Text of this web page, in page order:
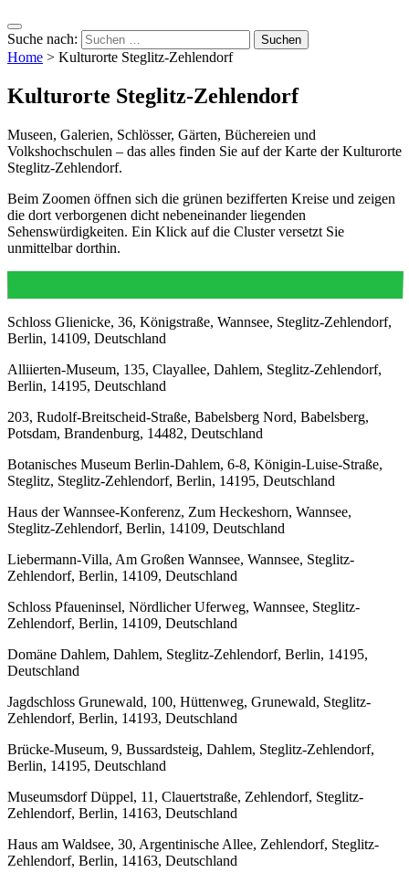
Suche nach:
Home > Kulturorte Steglitz-Zehlendorf
Kulturorte Steglitz-Zehlendorf
Museen, Galerien, Schlösser, Gärten, Büchereien und
Volkshochschulen – das alles finden Sie auf der Karte der Kulturorte
Steglitz-Zehlendorf.
Beim Zoomen öffnen sich die grünen bezifferten Kreise und zeigen
die dort verborgenen dicht nebeneinander liegenden
Sehenswürdigkeiten. Ein Klick auf die Cluster versetzt Sie
unmittelbar dorthin.
Schloss Glienicke, 36, Königstraße, Wannsee, Steglitz-Zehlendorf,
Berlin, 14109, Deutschland
Alliierten-Museum, 135, Clayallee, Dahlem, Steglitz-Zehlendorf,
Berlin, 14195, Deutschland
203, Rudolf-Breitscheid-Straße, Babelsberg Nord, Babelsberg,
Potsdam, Brandenburg, 14482, Deutschland
Botanisches Museum Berlin-Dahlem, 6-8, Königin-Luise-Straße,
Steglitz, Steglitz-Zehlendorf, Berlin, 14195, Deutschland
Haus der Wannsee-Konferenz, Zum Heckeshorn, Wannsee,
Steglitz-Zehlendorf, Berlin, 14109, Deutschland
Liebermann-Villa, Am Großen Wannsee, Wannsee, Steglitz-
Zehlendorf, Berlin, 14109, Deutschland
Schloss Pfaueninsel, Nördlicher Uferweg, Wannsee, Steglitz-
Zehlendorf, Berlin, 14109, Deutschland
Domäne Dahlem, Dahlem, Steglitz-Zehlendorf, Berlin, 14195,
Deutschland
Jagdschloss Grunewald, 100, Hüttenweg, Grunewald, Steglitz-
Zehlendorf, Berlin, 14193, Deutschland
Brücke-Museum, 9, Bussardsteig, Dahlem, Steglitz-Zehlendorf,
Berlin, 14195, Deutschland
Museumsdorf Düppel, 11, Clauertstraße, Zehlendorf, Steglitz-
Zehlendorf, Berlin, 14163, Deutschland
Haus am Waldsee, 30, Argentinische Allee, Zehlendorf, Steglitz-
Zehlendorf, Berlin, 14163, Deutschland